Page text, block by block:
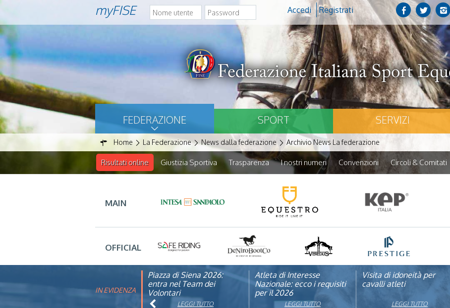
myFISE Accedi Registrati
FEDERAZIONE SPORT SERVIZI
Home La Federazione News dalla federazione Archivio News La federazione
Risultati online Giustizia Sportiva Trasparenza I nostri numeri Convenzioni Circoli & Comitati
MAIN
OFFICIAL
IN EVIDENZA
Piazza di Siena 2026:
entra nel Team dei
Volontari
LEGGI TUTTO
Atleta di Interesse
Nazionale: ecco i requisiti
per il 2026
LEGGI TUTTO
Visita di idoneità per
cavalli atleti
LEGGI TUTTO
FISE: aperta la Campagna
affiliazione 2026
LEGGI TUTTO
Natale con la FISE: al via
la nona edizione
dell’iniziativa solidale della
Federazione Italiana Sport
LEGGI TUTTO
Studente Atleta di alto
livello: pubblicato il bando
2025/2026LEGGI TUTTO